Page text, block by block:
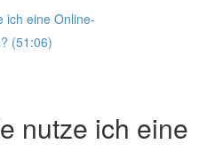
ich eine Online-
(51:06)
nutze ich eine